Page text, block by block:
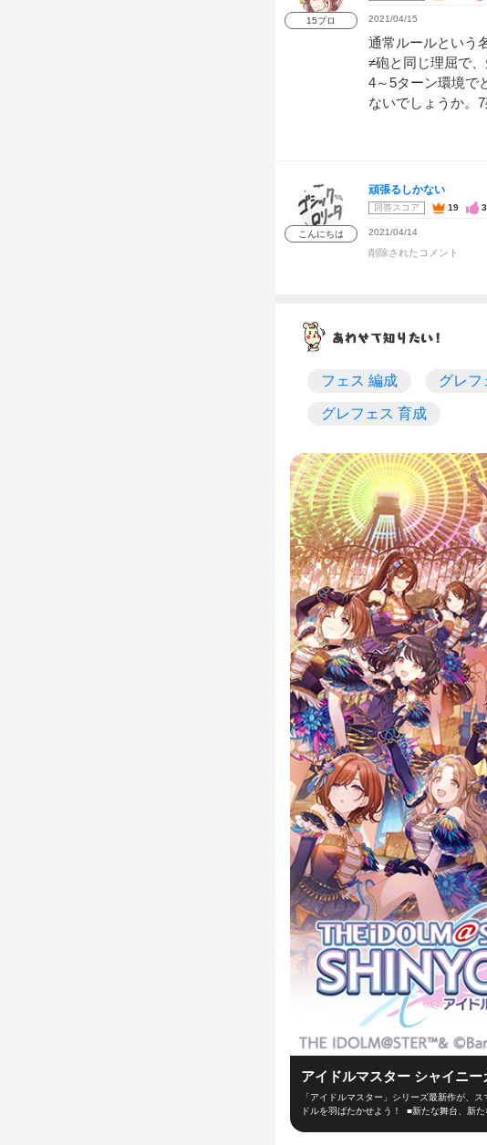
15プロ 2021/04/15
通常ルールという
≠砲と同じ理屈で
4～5ターン環境で
ないでしょうか。
こんにちは
頑張るしかない
回答スコア 19
2021/04/14
削除されたコメント
フェス 編成 グレフ
グレフェス 育成
アイドルマスター シャイニー
「アイドルマスター」シリーズ最新作が、
ドルを羽ばたかせよう！ ■新たな舞台、新